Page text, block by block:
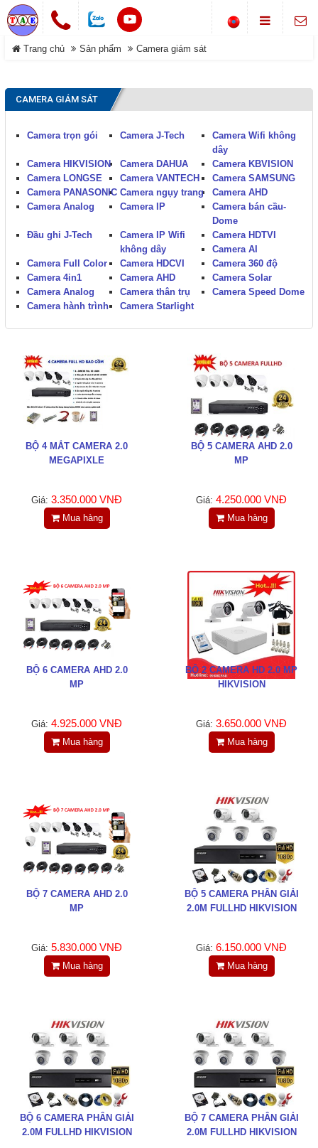
Chuông cửa không dây
Khóa cổng điện tử
Smarthome-Điện thông minh
Hệ thống gọi phục vụ
Thông tin Chuông báo
Đóng
Trang chủ Sản phẩm Camera giám sát
CAMERA GIÁM SÁT
Camera trọn gói Camera J-Tech
Camera Wifi không
dây
Camera HIKVISION
Camera DAHUA
Camera KBVISION
Camera LONGSE
Camera VANTECH
Camera SAMSUNG
Camera PANASONIC Camera ngụy trang
Camera AHD
Camera Analog
Camera IP
Camera bán cầu-
Dome
Đầu ghi J-Tech
Camera IP Wifi
không dây
Camera HDTVI
Camera AI
Camera Full Color
Camera HDCVI
Camera 360 độ
Camera 4in1
Camera AHD
Camera Solar
Camera Analog
Camera thân trụ
Camera Speed Dome
Camera hành trình
Camera Starlight
BỘ 4 MẮT CAMERA 2.0
MEGAPIXLE
Giá: 3.350.000 VNĐ
Mua hàng
BỘ 5 CAMERA AHD 2.0
MP
Giá: 4.250.000 VNĐ
Mua hàng
BỘ 6 CAMERA AHD 2.0
MP
Giá: 4.925.000 VNĐ
Mua hàng
BỘ 2 CAMERA HD 2.0 MP
HIKVISION
Giá: 3.650.000 VNĐ
Mua hàng
BỘ 7 CAMERA AHD 2.0
MP
Giá: 5.830.000 VNĐ
Mua hàng
BỘ 5 CAMERA PHÂN GIẢI
2.0M FULLHD HIKVISION
Giá: 6.150.000 VNĐ
Mua hàng
BỘ 6 CAMERA PHÂN GIẢI
2.0M FULLHD HIKVISION
BỘ 7 CAMERA PHÂN GIẢI
2.0M FULLHD HIKVISION
DANH MỤC
Dịch vụ
Tải về
Tin tức
Liên hệ
Đóng
TRÊN MẠNG XÃ HỘI
Google
LinkedIn
LIÊN HỆ
HotLine
Email
taejsc@gmail.com
LIÊN HỆ
Địa chỉ
đường Phan Trọng Tuệ, Xã
Điện thoại
0988 829 841-0916 585 972
©COPYRIGHT 2019. ALL RIGHTS RESERVED